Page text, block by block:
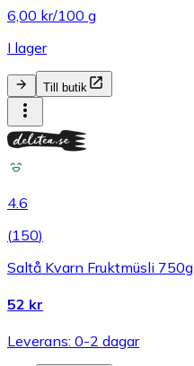
6,00 kr/100 g
I lager
Till butik
4.6
(150)
Saltå Kvarn Fruktmüsli 750g
52 kr
Leverans: 0-2 dagar